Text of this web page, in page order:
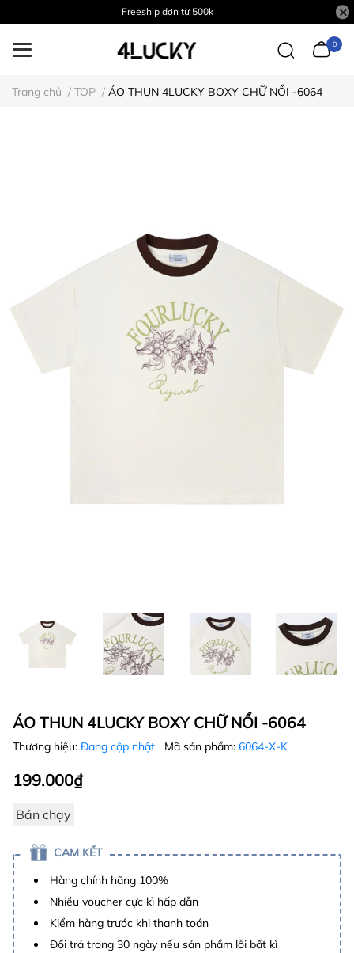
Freeship đơn từ 500k
0
Trang chủ / TOP / ÁO THUN 4LUCKY BOXY CHỮ NỔI -6064
ÁO THUN 4LUCKY BOXY CHỮ NỔI -6064
Thương hiệu: Đang cập nhật Mã sản phẩm: 6064-X-K
199.000₫
Bán chạy
CAM KẾT
Hàng chính hãng 100%
Nhiều voucher cực kì hấp dẫn
Kiểm hàng trước khi thanh toán
Đổi trả trong 30 ngày nếu sản phẩm lỗi bất kì